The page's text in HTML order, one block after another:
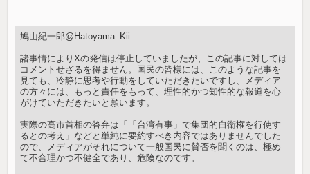
鳩山紀一郎@Hatoyama_Kii
諸事情によりXの発信は停止していましたが、この記事に対しては
コメントせざるを得ません。国民の皆様には、このような記事を
見ても、冷静に思考や行動をしていただきたいですし、メディア
の方々には、もっと責任をもって、理性的かつ知性的な報道を心
がけていただきたいと願います。
実際の高市首相の答弁は「「台湾有事」で集団的自衛権を行使す
るとの考え」などと単純に要約すべき内容ではありませんでした
ので、メディアがそれについて一般国民に賛否を聞くのは、極め
て不合理かつ不健全であり、危険なのです。